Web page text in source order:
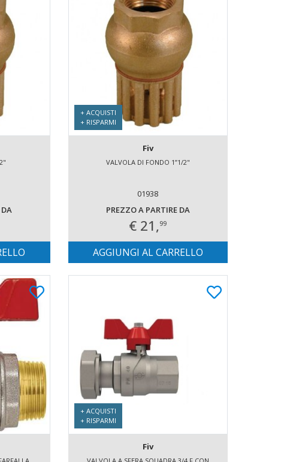
+ ACQUISTI
+ RISPARMI
Fiv
VALVOLA DI FONDO 1”1/2"
01938
PREZZO A PARTIRE DA
€ 21,99
AGGIUNGI AL CARRELLO
+ ACQUISTI
+ RISPARMI
Fiv